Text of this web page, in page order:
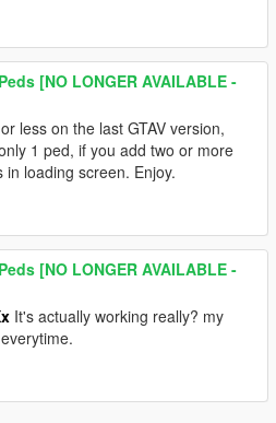
[NO LONGER AVAILABLE -
less on the last GTAV version,
1 ped, if you add two or more
loading screen. Enjoy.
[NO LONGER AVAILABLE -
It's actually working really? my